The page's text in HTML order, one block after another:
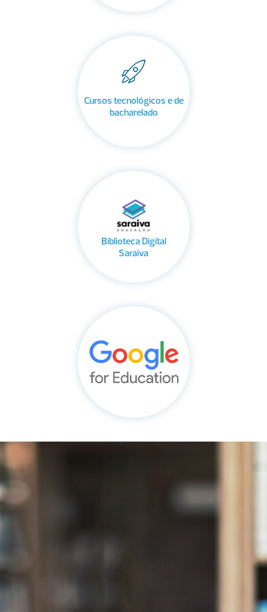
Cursos tecnológicos e de
bacharelado
Biblioteca Digital
Saraiva